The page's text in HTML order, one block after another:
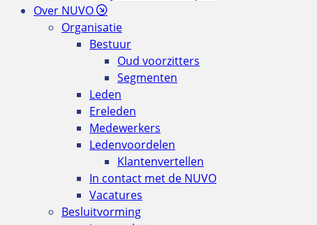
Over NUVO
Organisatie
Bestuur
Oud voorzitters
Segmenten
Leden
Ereleden
Medewerkers
Ledenvoordelen
Klantenvertellen
In contact met de NUVO
Vacatures
Besluitvorming